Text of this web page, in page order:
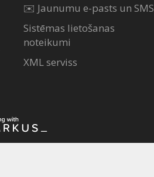
✉️ Jaunumu e-pasts un SMS
Sistēmas lietošanas
noteikumi
XML serviss